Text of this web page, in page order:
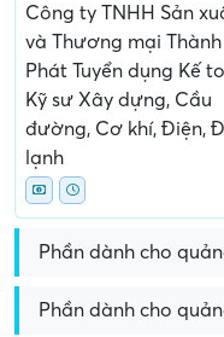
Công ty TNHH Sản
và Thương mại Thành
Phát Tuyển dụng Kế
Kỹ sư Xây dựng, Cầu
đường, Cơ khí, Điện,
lạnh
Phần dành cho
Phần dành cho